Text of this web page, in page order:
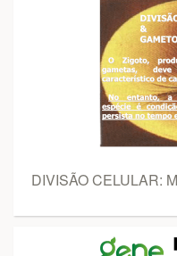
DIVISÃO CELULAR: